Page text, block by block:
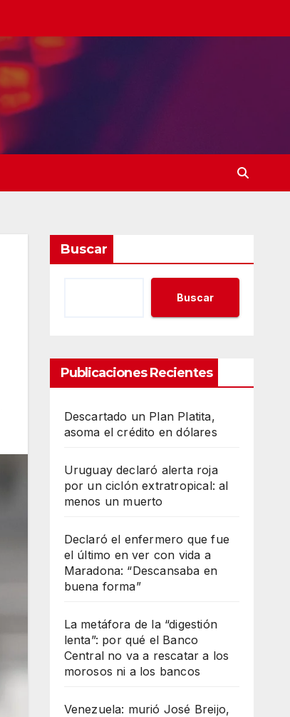
Buscar
Buscar
Publicaciones Recientes
Descartado un Plan Platita,
asoma el crédito en dólares
Uruguay declaró alerta roja
por un ciclón extratropical: al
menos un muerto
Declaró el enfermero que fue
el último en ver con vida a
Maradona: “Descansaba en
buena forma”
La metáfora de la “digestión
lenta”: por qué el Banco
Central no va a rescatar a los
morosos ni a los bancos
Venezuela: murió José Breijo,